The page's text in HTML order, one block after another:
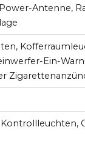
Antenne,
Ein-